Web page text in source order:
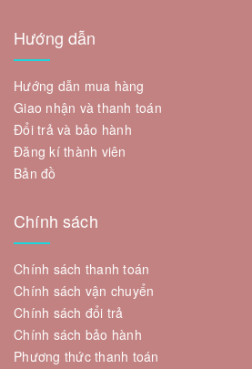
Hướng dẫn
Hướng dẫn mua hàng
Giao nhận và thanh toán
Đổi trả và bảo hành
Đăng kí thành viên
Bản đồ
Chính sách
Chính sách thanh toán
Chính sách vận chuyển
Chính sách đổi trả
Chính sách bảo hành
Phương thức thanh toán